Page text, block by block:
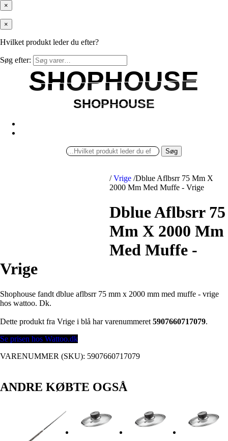
×
×
Hvilket produkt leder du efter?
Søg efter:
SHOPHOUSE
SHOPHOUSE
SHOPHOUSE
SHOPHOUSE
Søg
/ Vrige /Dblue Aflbsrr 75 Mm X
2000 Mm Med Muffe - Vrige
Dblue Aflbsrr 75
Mm X 2000 Mm
Med Muffe -
Vrige
Shophouse fandt dblue aflbsrr 75 mm x 2000 mm med muffe - vrige
hos wattoo. Dk.
Dette produkt fra Vrige i blå har varenummeret 5907660717079.
Se prisen hos Wattoo.dk
VARENUMMER (SKU): 5907660717079
ANDRE KØBTE OGSÅ